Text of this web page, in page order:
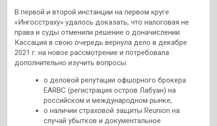
В первой и второй инстанции на первом круге
«Ингосстраху» удалось доказать, что налоговая не
права и суды отменили решение о доначислении.
Кассация в свою очередь вернула дело в декабре
2021 г. на новое рассмотрение и потребовала
дополнительно изучить вопросы:
о деловой репутации офшорного брокера
EARBC (регистрация остров Лабуан) на
российском и международном рынке,
о наличии страховой защиты Reunion на
случай убытков и документальное